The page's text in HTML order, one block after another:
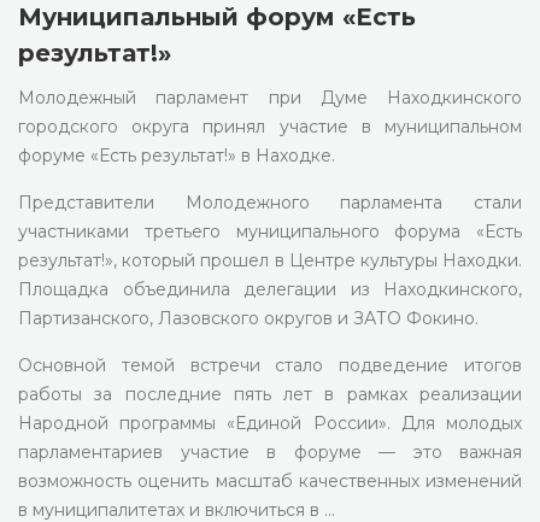
Муниципальный форум «Есть
результат!»
Молодежный парламент при Думе Находкинского
городского округа принял участие в муниципальном
форуме «Есть результат!» в Находке.
Представители Молодежного парламента стали
участниками третьего муниципального форума «Есть
результат!», который прошел в Центре культуры Находки.
Площадка объединила делегации из Находкинского,
Партизанского, Лазовского округов и ЗАТО Фокино.
Основной темой встречи стало подведение итогов
работы за последние пять лет в рамках реализации
Народной программы «Единой России». Для молодых
парламентариев участие в форуме — это важная
возможность оценить масштаб качественных изменений
в муниципалитетах и включиться в …